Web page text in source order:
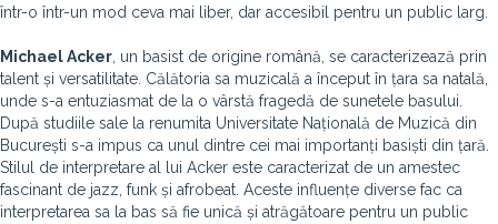
într-o într-un mod ceva mai liber, dar accesibil pentru un public larg.
Michael Acker , un basist de origine română, se caracterizează prin
talent și versatilitate. Călătoria sa muzicală a început în țara sa natală,
unde s-a entuziasmat de la o vârstă fragedă de sunetele basului.
După studiile sale la renumita Universitate Națională de Muzică din
București s-a impus ca unul dintre cei mai importanți basiști din țară.
Stilul de interpretare al lui Acker este caracterizat de un amestec
fascinant de jazz, funk și afrobeat. Aceste influențe diverse fac ca
interpretarea sa la bas să fie unică și atrăgătoare pentru un public